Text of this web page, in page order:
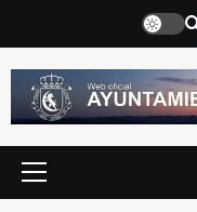
contenido
Menú